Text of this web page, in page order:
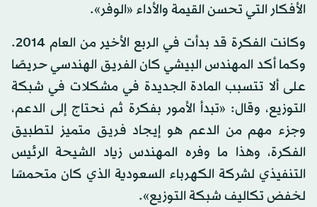
الأفكار التي تحسن القيمة والأداء «الوفر».
وكانت الفكرة قد بدأت في الربع الأخير من العام 2014.
وكما أكد المهندس البيشي كان الفريق الهندسي حريصًا
على ألا تتسبب المادة الجديدة في مشكلات في شبكة
التوزيع، وقال: «تبدأ الأمور بفكرة ثم نحتاج إلى الدعم،
وجزء مهم من الدعم هو إيجاد فريق متميز لتطبيق
الفكرة، وهذا ما وفره المهندس زياد الشيحة الرئيس
التنفيذي لشركة الكهرباء السعودية الذي كان متحمسًا
لخفض تكاليف شبكة التوزيع».